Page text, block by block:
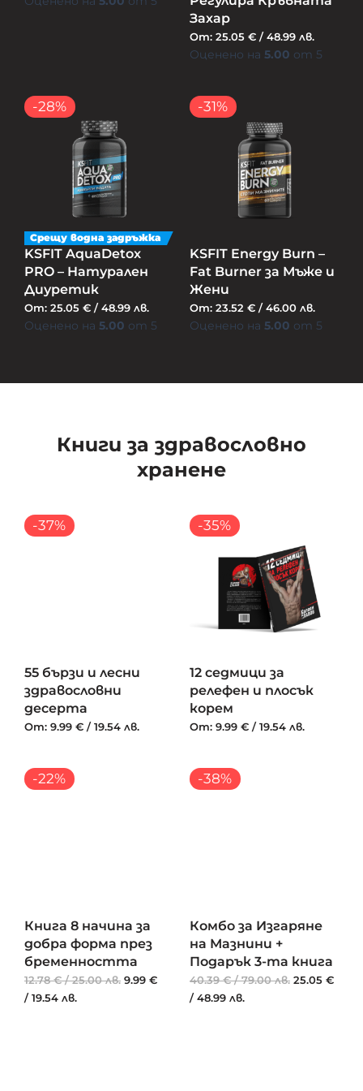
Захар
От: 25.05 € /48.99 лв.
Оценено на 5.00 от 5
-28%
Срещу водна задръжка
KSFIT AquaDetox
PRO – Натурален
Диуретик
От: 25.05 € /48.99 лв.
Оценено на 5.00 от 5
-31%
KSFIT Energy Burn –
Fat Burner за Мъже и
Жени
От: 23.52 € /46.00 лв.
Оценено на 5.00 от 5
Книги за здравословно
хранене
-37%
55 бързи и лесни
здравословни
десерта
От: 9.99 € /19.54 лв.
-35%
12 седмици за
релефен и плосък
корем
От: 9.99 € /19.54 лв.
-22%
Книга 8 начина за
добра форма през
бременността
12.78€ /25.00лв. 9.99 €
/19.54 лв.
-38%
Комбо за Изгаряне
на Мазнини +
Подарък 3-та книга
40.39€ /79.00лв. 25.05 €
/48.99 лв.